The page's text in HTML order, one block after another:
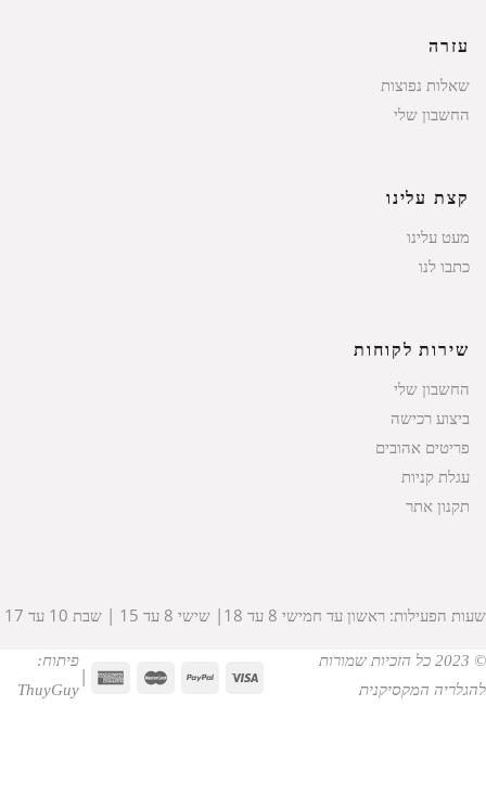
עזרה
שאלות נפוצות
החשבון שלי
קצת עלינו
מעט עלינו
כתבו לנו
שירות לקוחות
החשבון שלי
ביצוע רכישה
פריטים אהובים
עגלת קניות
תקנון אתר
שעות הפעילות: ראשון עד חמישי 8 עד 18| שישי 8 עד 15 | שבת 10 עד 17
© 2023 כל הזכיות שמורות
להגלריה המקסיקנית
|
פיתוח:
ThuyGuy